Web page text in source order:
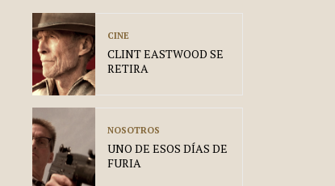
CINE
CLINT EASTWOOD SE
RETIRA
NOSOTROS
UNO DE ESOS DÍAS DE
FURIA